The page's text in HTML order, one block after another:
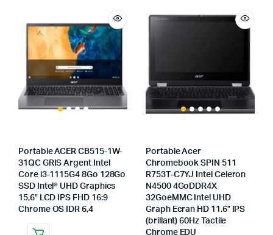
Portable ACER CB515-1W-
31QC GRIS Argent Intel
Core i3-1115G4 8Go 128Go
SSD Intel® UHD Graphics
15,6″ LCD IPS FHD 16:9
Chrome OS IDR 6,4
Portable Acer
Chromebook SPIN 511
R753T-C7YJ Intel Celeron
N4500 4GoDDR4X
32GoeMMC Intel UHD
Graph Ecran HD 11.6” IPS
(brillant) 60Hz Tactile
Chrome EDU